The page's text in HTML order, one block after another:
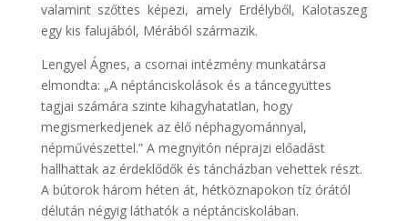
valamint szőttes képezi, amely Erdélyből, Kalotaszeg
egy kis falujából, Mérából származik.
Lengyel Ágnes, a csornai intézmény munkatársa
elmondta: „A néptánciskolások és a táncegyüttes
tagjai számára szinte kihagyhatatlan, hogy
megismerkedjenek az élő néphagyománnyal,
népművészettel.” A megnyitón néprajzi előadást
hallhattak az érdeklődők és táncházban vehettek részt.
A bútorok három héten át, hétköznapokon tíz órától
délután négyig láthatók a néptánciskolában.